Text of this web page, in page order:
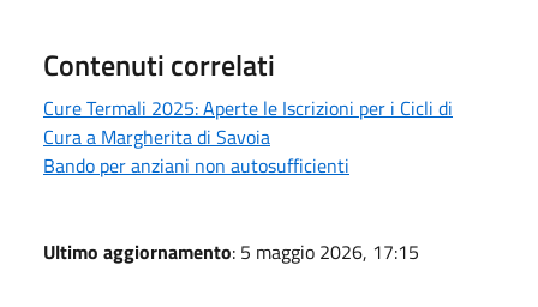
Contenuti correlati
Cure Termali 2025: Aperte le Iscrizioni per i Cicli di
Cura a Margherita di Savoia
Bando per anziani non autosufficienti
Ultimo aggiornamento: 5 maggio 2026, 17:15